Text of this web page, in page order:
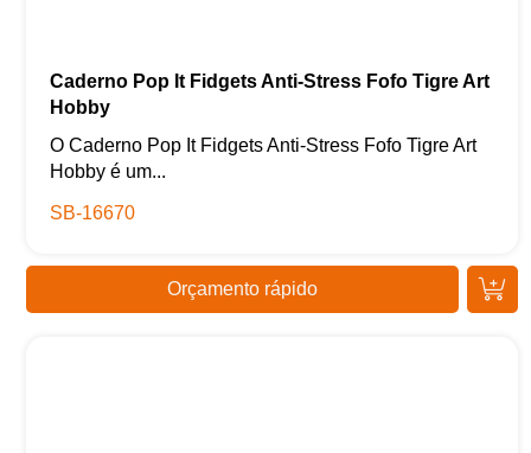
Caderno Pop It Fidgets Anti-Stress Fofo Tigre Art
Hobby
O Caderno Pop It Fidgets Anti-Stress Fofo Tigre Art
Hobby é um...
SB-16670
Orçamento rápido